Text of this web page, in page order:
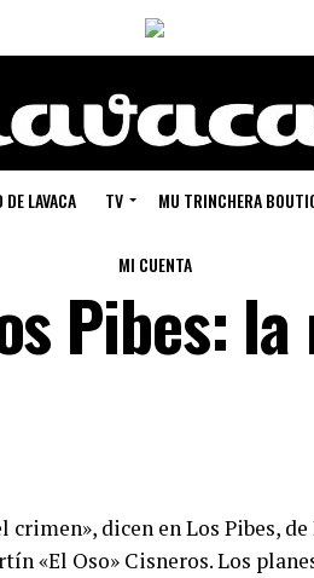
LAVACA TV MU TRINCHERA
MI CUENTA
Pibes:
dicen en Los Pibes, de
«El Oso» Cisneros. Los